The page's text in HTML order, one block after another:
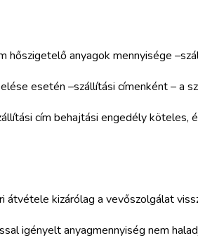
hőszigetelő anyagok mennyisége
esetén –szállítási címenként – a
cím behajtási engedély
átvétele kizárólag a vevőszolgálat
igényelt anyagmennyiség nem